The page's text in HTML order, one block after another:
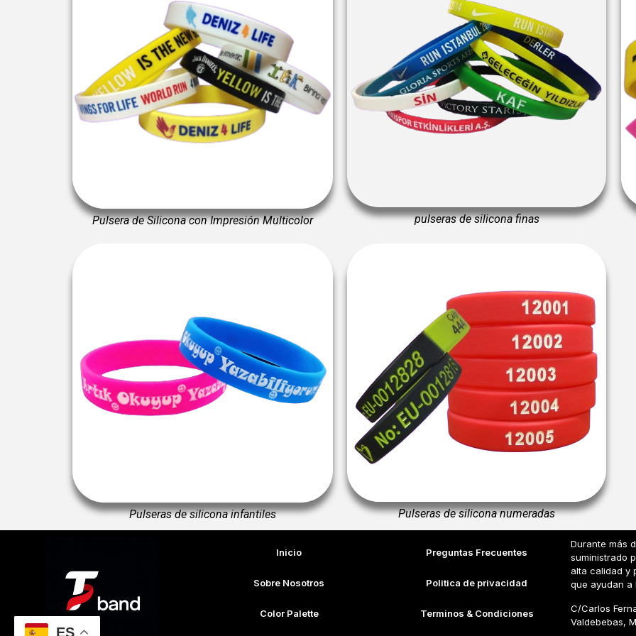
Pulsera de Silicona con Impresión Multicolor pulseras de silicona finas
Pulseras de silicona infantiles Pulseras de silicona numeradas
Inicio
Sobre Nosotros
Color Palette
Preguntas Frecuentes
Politica de privacidad
Terminos & Condiciones
Durante más
suministrado
alta calidad y
que ayudan
C/Carlos
Valdebebas,
ES